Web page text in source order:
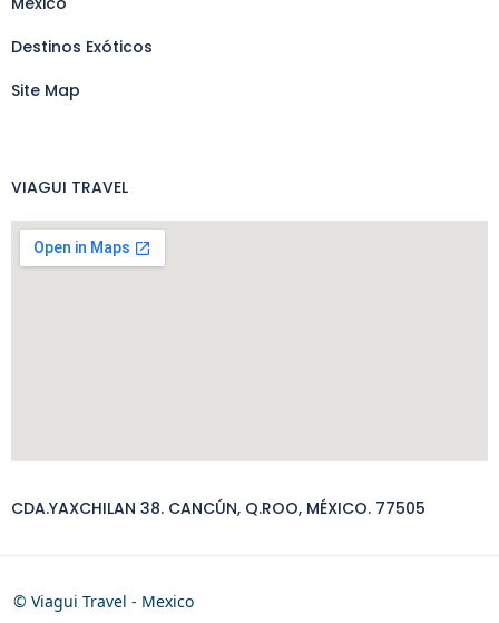
Destinos Exóticos
Site Map
VIAGUI TRAVEL
CDA.YAXCHILAN 38. CANCÚN, Q.ROO, MÉXICO. 77505
© Viagui Travel - Mexico